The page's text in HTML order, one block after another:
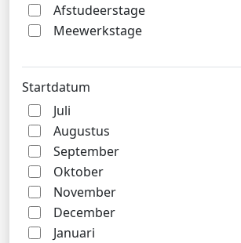
Afstudeerstage
Meewerkstage
Startdatum
Juli
Augustus
September
Oktober
November
December
Januari